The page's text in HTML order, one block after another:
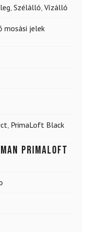
Szélálló Vízálló
mosási jelek
PrimaLoft Black
PrimaLoft